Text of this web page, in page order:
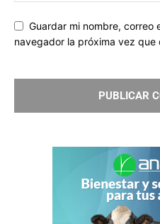
Guardar mi nombre, correo
navegador la próxima vez que